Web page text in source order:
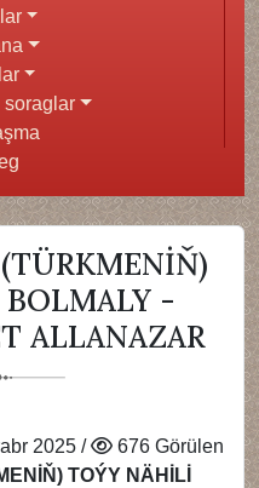
soraglar
-
ALLANAZAR
2025 /
676 Görülen
TOÝY NÄHİLİ